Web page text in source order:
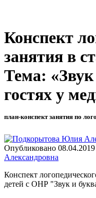
Конспект
занятия в
Тема:
гостях у
план-конспект занятия по
Опубликовано
Александровна
Конспект
детей с ОНР "Звук и